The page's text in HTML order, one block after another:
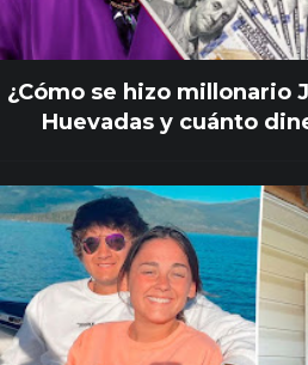
¿Cómo se hizo millonario
Huevadas y cuánto